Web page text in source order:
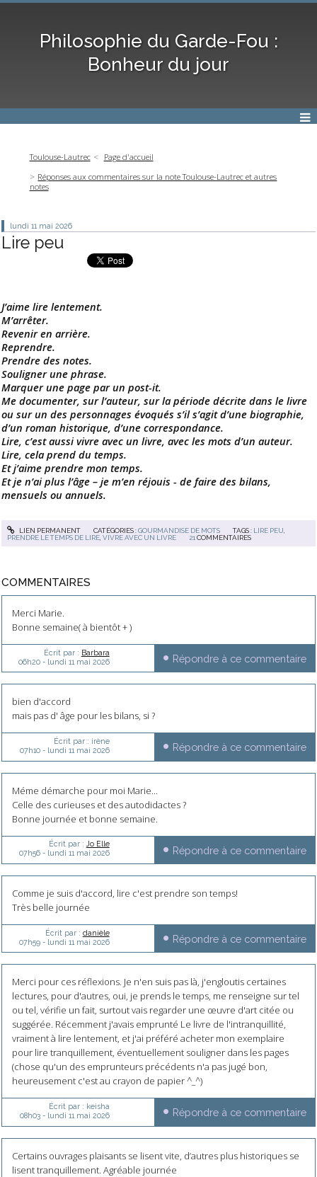
Philosophie du Garde-Fou :
Bonheur du jour
Toulouse-Lautrec
Page d'accueil
Réponses aux commentaires sur la note Toulouse-Lautrec et autres
notes
lundi 11 mai 2026
Lire peu
J’aime lire lentement.
M’arrêter.
Revenir en arrière.
Reprendre.
Prendre des notes.
Souligner une phrase.
Marquer une page par un post-it.
Me documenter, sur l’auteur, sur la période décrite dans le livre
ou sur un des personnages évoqués s’il s’agit d’une biographie,
d’un roman historique, d’une correspondance.
Lire, c’est aussi vivre avec un livre, avec les mots d’un auteur.
Lire, cela prend du temps.
Et j’aime prendre mon temps.
Et je n’ai plus l’âge – je m’en réjouis - de faire des bilans,
mensuels ou annuels.
LIEN PERMANENT CATÉGORIES :GOURMANDISE DE MOTS TAGS : LIRE PEU
PRENDRE LE TEMPS DE LIRE ,VIVRE AVEC UN LIVRE 21 COMMENTAIRES
COMMENTAIRES
Merci Marie.
Bonne semaine( à bientôt + )
Écrit par : Barbara
06h20- lundi 11 mai 2026 Répondre à ce commentaire
bien d'accord
mais pas d' âge pour les bilans, si ?
Écrit par : irène
07h10- lundi 11 mai 2026 Répondre à ce commentaire
Méme démarche pour moi Marie...
Celle des curieuses et des autodidactes ?
Bonne journée et bonne semaine.
Écrit par : Jo Elle
07h56- lundi 11 mai 2026 Répondre à ce commentaire
Comme je suis d'accord, lire c'est prendre son temps!
Très belle journée
Écrit par : danièle
07h59- lundi 11 mai 2026 Répondre à ce commentaire
Merci pour ces réflexions. Je n'en suis pas là, j'engloutis certaines
lectures, pour d'autres, oui, je prends le temps, me renseigne sur tel
ou tel, vérifie un fait, surtout vais regarder une œuvre d'art citée ou
suggérée. Récemment j'avais emprunté Le livre de l'intranquillité,
vraiment à lire lentement, et j'ai préféré acheter mon exemplaire
pour lire tranquillement, éventuellement souligner dans les pages
(chose qu'un des emprunteurs précédents n'a pas jugé bon,
heureusement c'est au crayon de papier ^_^)
Écrit par : keisha
08h03- lundi 11 mai 2026 Répondre à ce commentaire
Certains ouvrages plaisants se lisent vite, d’autres plus historiques se
lisent tranquillement. Agréable journée